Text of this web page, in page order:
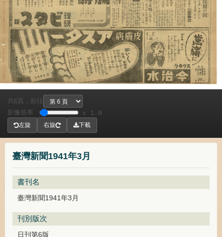
臺灣新聞1941年3月
書刊名
臺灣新聞1941年3月
刊別版次
日刊第6版
共 6頁， 前往
影像倍率
x 1.0
左旋 右旋 下載